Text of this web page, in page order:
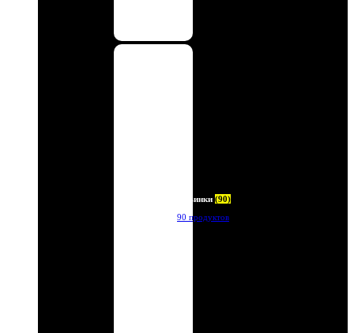
Новинки (90)
90 продуктов